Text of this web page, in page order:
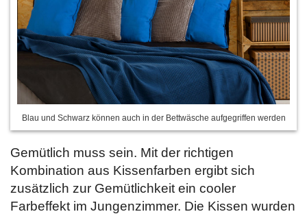
Blau und Schwarz können auch in der Bettwäsche aufgegriffen werden
Gemütlich muss sein. Mit der richtigen
Kombination aus Kissenfarben ergibt sich
zusätzlich zur Gemütlichkeit ein cooler
Farbeffekt im Jungenzimmer. Die Kissen wurden